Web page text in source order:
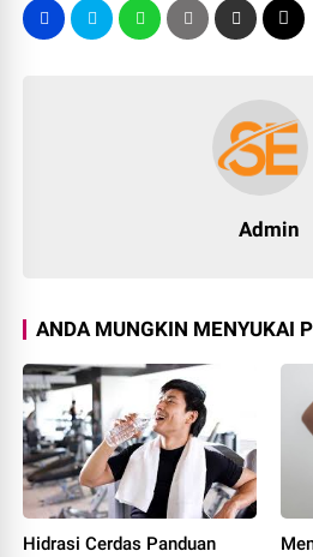
Admin
ANDA MUNGKIN MENYUKAI
Hidrasi Cerdas Panduan